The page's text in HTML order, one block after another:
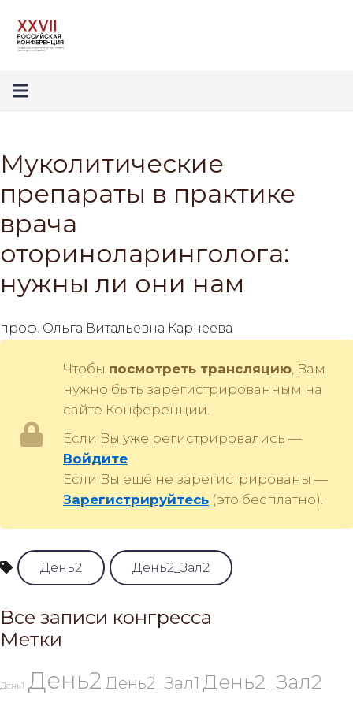
Муколитические
препараты в практике
врача
оториноларинголога:
нужны ли они нам
проф. Ольга Витальевна Карнеева
Чтобы посмотреть трансляцию, Вам
нужно быть зарегистрированным на
сайте Конференции.
Если Вы уже регистрировались —
Войдите
Если Вы ещё не зарегистрированы —
Зарегистрируйтесь (это бесплатно).
День2 День2_Зал2
Все записи конгресса
Метки
День1 День2 День2_Зал1 День2_Зал2